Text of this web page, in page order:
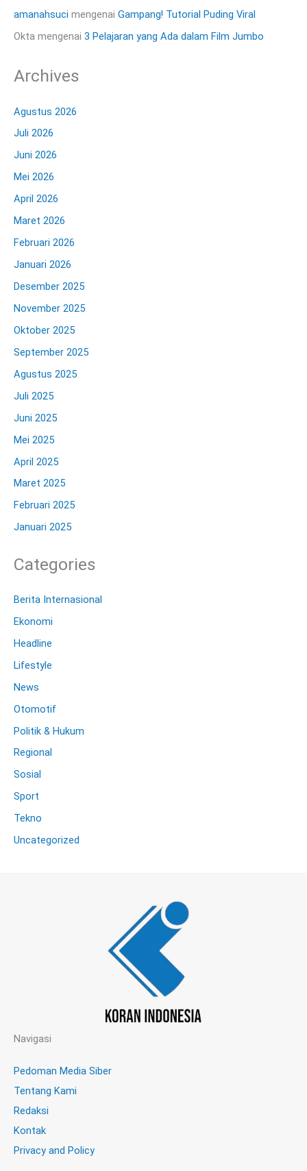
amanahsuci mengenai Gampang! Tutorial Puding Viral
Okta mengenai 3 Pelajaran yang Ada dalam Film Jumbo
Archives
Agustus 2026
Juli 2026
Juni 2026
Mei 2026
April 2026
Maret 2026
Februari 2026
Januari 2026
Desember 2025
November 2025
Oktober 2025
September 2025
Agustus 2025
Juli 2025
Juni 2025
Mei 2025
April 2025
Maret 2025
Februari 2025
Januari 2025
Categories
Berita Internasional
Ekonomi
Headline
Lifestyle
News
Otomotif
Politik & Hukum
Regional
Sosial
Sport
Tekno
Uncategorized
Navigasi
Pedoman Media Siber
Tentang Kami
Redaksi
Kontak
Privacy and Policy